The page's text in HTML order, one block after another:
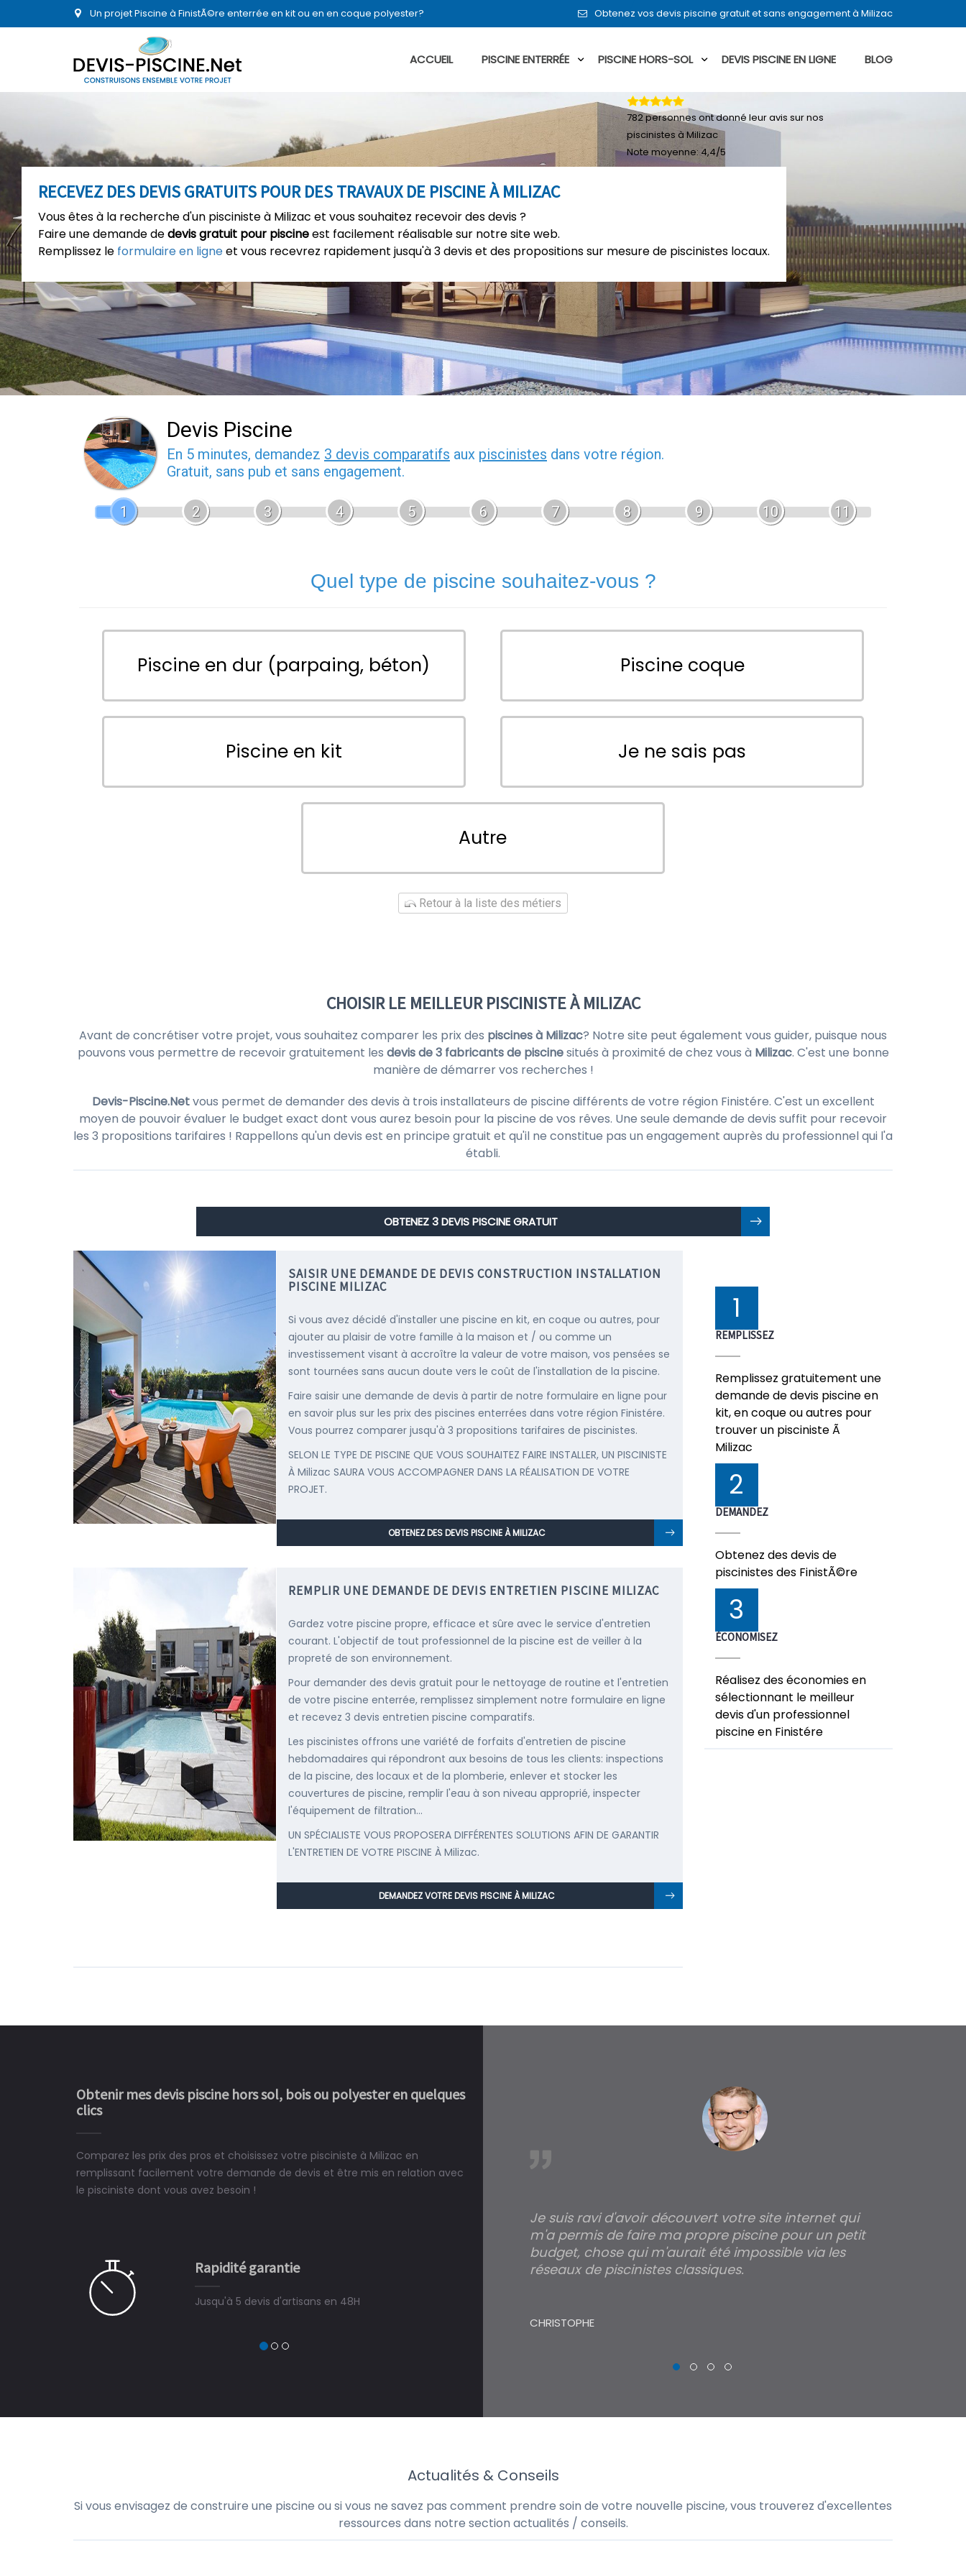
Un projet Piscine à FinistÃ©re enterrée en kit ou en en coque polyester? Obtenez vos devis piscine gratuit et sans engagement à Milizac
ACCUEIL PISCINE ENTERRÉE PISCINE HORS-SOL DEVIS PISCINE EN LIGNE BLOG
RECEVEZ DES DEVIS GRATUITS POUR DES TRAVAUX DE PISCINE À MILIZAC
Vous êtes à la recherche d'un pisciniste à Milizac et vous souhaitez recevoir des devis ?
Faire une demande dedevis gratuit pour piscineest facilement réalisable sur notre site web.
Remplissez le formulaire en ligneet vous recevrez rapidement jusqu'à 3 devis et des propositions sur mesure de piscinistes locaux.
782personnes ont donné leuravis sur nos
piscinistes à Milizac
Note moyenne:4,4/5
Devis Piscine
En 5 minutes, demandez 3 devis comparatifs aux piscinistes dans votre région.
Gratuit, sans pub et sans engagement.
1 2 3 4 5 6 7 8 9 10 11
Quel type de piscine souhaitez-vous ?
Piscine en dur (parpaing, béton) Piscine coque
Piscine en kit Je ne sais pas
Autre
Retour à la liste des métiers
CHOISIR LE MEILLEUR PISCINISTE À MILIZAC
Avant de concrétiser votre projet, vous souhaitez comparer les prix des piscines à Milizac? Notre site peut également vous guider, puisque nous
pouvons vous permettre de recevoir gratuitement les devis de 3 fabricants de piscinesitués à proximité de chez vous à Milizac. C'est une bonne
manière de démarrer vos recherches !
Devis-Piscine.Netvous permet de demander des devis à trois installateurs de piscine différents de votre région Finistére. C'est un excellent
moyen de pouvoir évaluer le budget exact dont vous aurez besoin pour la piscine de vos rêves. Une seule demande de devis suffit pour recevoir
les 3 propositions tarifaires ! Rappellons qu'un devis est en principe gratuit et qu'il ne constitue pas un engagement auprès du professionnel qui l'a
établi.
OBTENEZ 3 DEVIS PISCINE GRATUIT
SAISIR UNE DEMANDE DE DEVIS CONSTRUCTION INSTALLATION
PISCINE MILIZAC
Si vous avez décidé d'installer une piscine en kit, en coque ou autres, pour
ajouter au plaisir de votre famille à la maison et / ou comme un
investissement visant à accroître la valeur de votre maison, vos pensées se
sont tournées sans aucun doute vers le coût de l'installation de la piscine.
Faire saisir une demande de devis à partir de notre formulaire en ligne pour
en savoir plus sur les prix des piscines enterrées dans votre région Finistére.
Vous pourrez comparer jusqu'à 3 propositions tarifaires de piscinistes.
SELON LE TYPE DE PISCINE QUE VOUS SOUHAITEZ FAIRE INSTALLER, UN PISCINISTE
À Milizac SAURA VOUS ACCOMPAGNER DANS LA RÉALISATION DE VOTRE
PROJET.
OBTENEZ DES DEVIS PISCINE À MILIZAC
REMPLIR UNE DEMANDE DE DEVIS ENTRETIEN PISCINE MILIZAC
Gardez votre piscine propre, efficace et sûre avec le service d'entretien
courant. L'objectif de tout professionnel de la piscine est de veiller à la
propreté de son environnement.
Pour demander des devis gratuit pour le nettoyage de routine et l'entretien
de votre piscine enterrée, remplissez simplement notre formulaire en ligne
et recevez 3 devis entretien piscine comparatifs.
Les piscinistes offrons une variété de forfaits d'entretien de piscine
hebdomadaires qui répondront aux besoins de tous les clients: inspections
de la piscine, des locaux et de la plomberie, enlever et stocker les
couvertures de piscine, remplir l'eau à son niveau approprié, inspecter
l'équipement de filtration...
UN SPÉCIALISTE VOUS PROPOSERA DIFFÉRENTES SOLUTIONS AFIN DE GARANTIR
L'ENTRETIEN DE VOTRE PISCINE À Milizac.
DEMANDEZ VOTRE DEVIS PISCINE À MILIZAC
1
REMPLISSEZ
Remplissez gratuitement une
demande de devis piscine en
kit, en coque ou autres pour
trouver un pisciniste Ã
Milizac
2
DEMANDEZ
Obtenez des devis de
piscinistes des FinistÃ©re
3
ÉCONOMISEZ
Réalisez des économies en
sélectionnant le meilleur
devis d'un professionnel
piscine en Finistére
Obtenir mes devis piscine hors sol, bois ou polyester en quelques
clics
Comparez les prix des pros et choisissez votre pisciniste à Milizac en
remplissant facilement votre demande de devis et être mis en relation avec
le pisciniste dont vous avez besoin !
Rapidité garantie
Jusqu'à 5 devis d'artisans en 48H
ne peut plus s'en passer.
Le rêve devient enfin réalité, une piscine est bien
construit chez moi.
Je suis ravi d'avoir découvert votre site internet qui
m'a permis de faire ma propre piscine pour un petit
budget, chose qui m'aurait été impossible via les
réseaux de piscinistes classiques.
CHRISTOPHE
Actualités & Conseils
Si vous envisagez de construire une piscine ou si vous ne savez pas comment prendre soin de votre nouvelle piscine, vous trouverez d'excellentes
ressources dans notre section actualités / conseils.